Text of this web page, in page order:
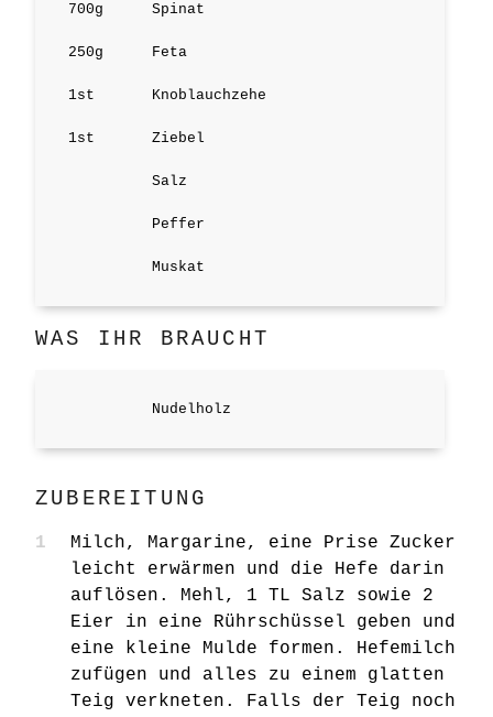
700g Spinat
250g Feta
1st Knoblauchzehe
1st Ziebel
Salz
Peffer
Muskat
WAS IHR BRAUCHT
Nudelholz
ZUBEREITUNG
Milch, Margarine, eine Prise Zucker
leicht erwärmen und die Hefe darin
auflösen. Mehl, 1 TL Salz sowie 2
Eier in eine Rührschüssel geben und
eine kleine Mulde formen. Hefemilch
zufügen und alles zu einem glatten
Teig verkneten. Falls der Teig noch